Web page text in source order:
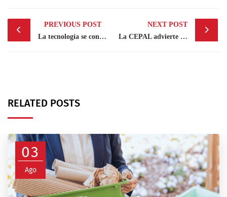
Post
navigation
PREVIOUS POST
La tecnología se contagia
NEXT POST
La CEPAL advierte Latinoamérica cerrará 2020 con contracción de 7.7 % por pandemia
RELATED POSTS
03
Ago